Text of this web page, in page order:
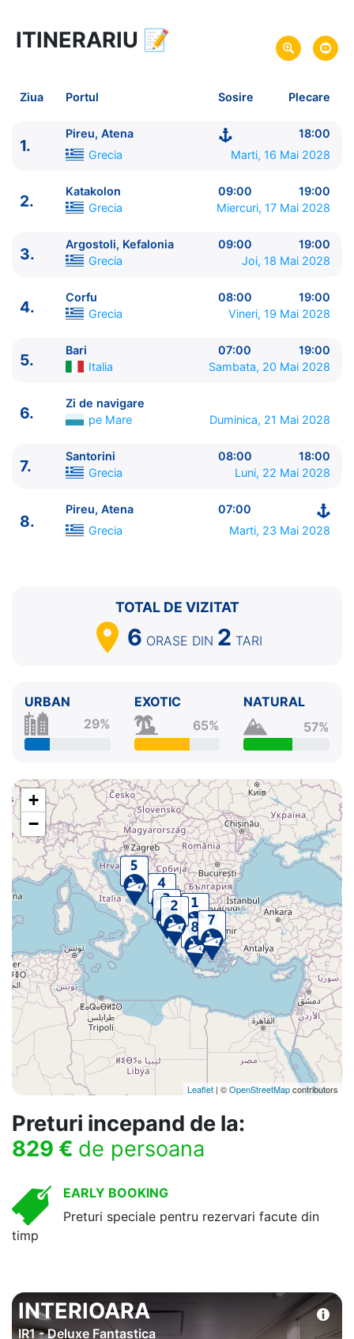
8 zile vacanta de croaziera in
Marea Mediterana de Est -
Plecare pe 16 Mai 2028 din Pireu, Atena, Grecia
MSC Cruises
ITINERARIU
----------------------------------------
1. Pireu, Atena Grecia
⚓ - 18:00
Argostoli, Kefalonia
09:00 - 19:00
4.
Corfu Grecia
6.
Zi de navigare pe Mare
0:00 - 0:00
7. Santorini Grecia
ITINERARIU 📝
Ziua Portul Sosire Plecare
1.
Pireu, Atena
18:00
Grecia
Marti, 16 Mai 2028
2.
Katakolon 09:00
19:00
Grecia
Miercuri, 17 Mai 2028
3.
Argostoli, Kefalonia 09:00
19:00
Grecia
Joi, 18 Mai 2028
4.
Corfu 08:00
19:00
Grecia
Vineri, 19 Mai 2028
5.
Bari 07:00
19:00
Italia
Sambata, 20 Mai 2028
6.
Zi de navigare
pe Mare
Duminica, 21 Mai 2028
7.
Santorini 08:00
18:00
Grecia
Luni, 22 Mai 2028
8.
Pireu, Atena
07:00
Grecia
Marti, 23 Mai 2028
TOTAL DE VIZITAT
6 ORASE DIN 2 TARI
URBAN
29%
EXOTIC
65%
NATURAL
57%
+
−
Leaflet | ©OpenStreetMapcontributors
Preturi incepand de la:
829 € de persoana
EARLY BOOKING
Preturi speciale pentru rezervari facute din
timp
INTERIOARA
IR1 - Deluxe Fantastica